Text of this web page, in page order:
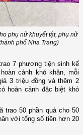
phụ nữ khuyết tật, phụ nữ
phố Nha Trang)
7 phương tiện sinh kế
cảnh khó khăn, mỗi
3 triệu đồng và thêm 2
hoàn cảnh đặc biệt khó
trao 50 phần quà cho 50
với tổng số tiền hơn 20